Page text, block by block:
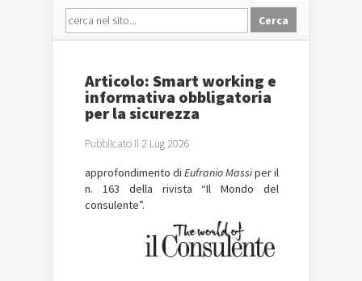
Articolo: Smart working e
informativa obbligatoria
per la sicurezza
Pubblicato il 2 Lug 2026
approfondimento di Eufranio Massiper il
n. 163 della rivista “Il Mondo del
consulente”.